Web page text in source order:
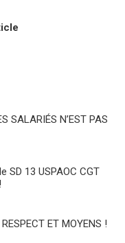
SALARIÉS N’EST PAS
SD 13 USPAOC CGT
ET MOYENS !